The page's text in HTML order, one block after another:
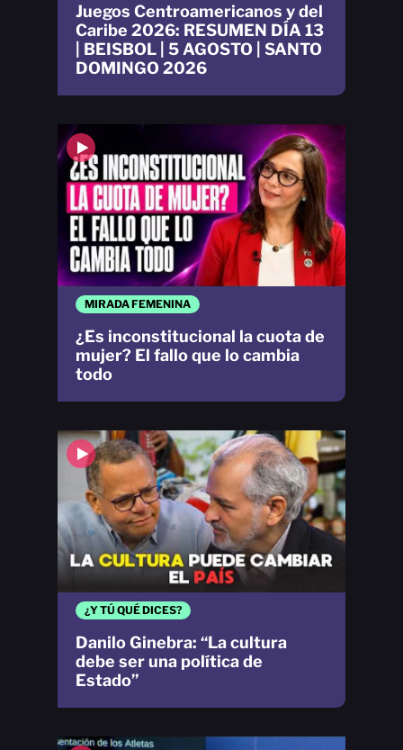
Juegos Centroamericanos y del
Caribe 2026: RESUMEN DÍA 13
| BEISBOL | 5 AGOSTO | SANTO
DOMINGO 2026
¿Y TÚ QUÉ DICES?
Danilo Ginebra: “La cultura
debe ser una política de
Estado”
MIRADA FEMENINA
¿Es inconstitucional la cuota de
mujer? El fallo que lo cambia
todo